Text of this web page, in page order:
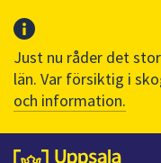
Just nu råder det
län. Var försiktig i
och information.
huvudinnehåll